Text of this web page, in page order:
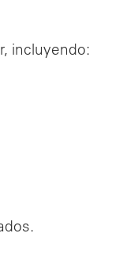
incluyendo: